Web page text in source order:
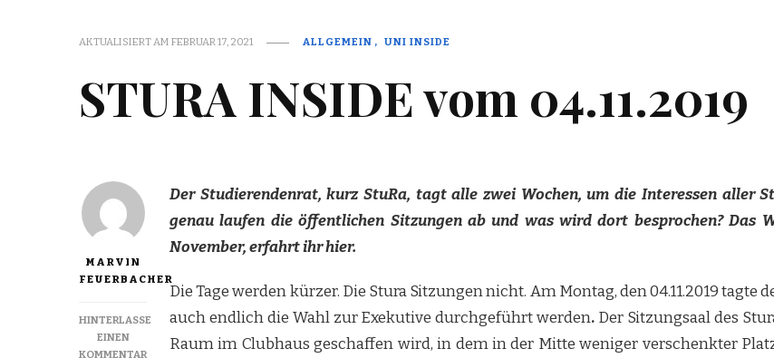
AKTUALISIERT AM FEBRUAR 17, 2021 ALLGEMEIN UNI INSIDE
STURA INSIDE vom 04.11.2019
MARVIN
FEUERBACHER
HINTERLASSE
EINEN
KOMMENTARZU
Der Studierendenrat, kurz StuRa, tagt alle zwei Wochen, um die Interessen aller
genau laufen die öffentlichen Sitzungen ab und was wird dort besprochen? Das
November, erfahrt ihr hier.
Die Tage werden kürzer. Die Stura Sitzungen nicht. Am Montag, den 04.11.2019
auch endlich die Wahl zur Exekutive durchgeführt werden. Der Sitzungsaal des
Raum im Clubhaus geschaffen wird, in dem in der Mitte weniger verschenkter